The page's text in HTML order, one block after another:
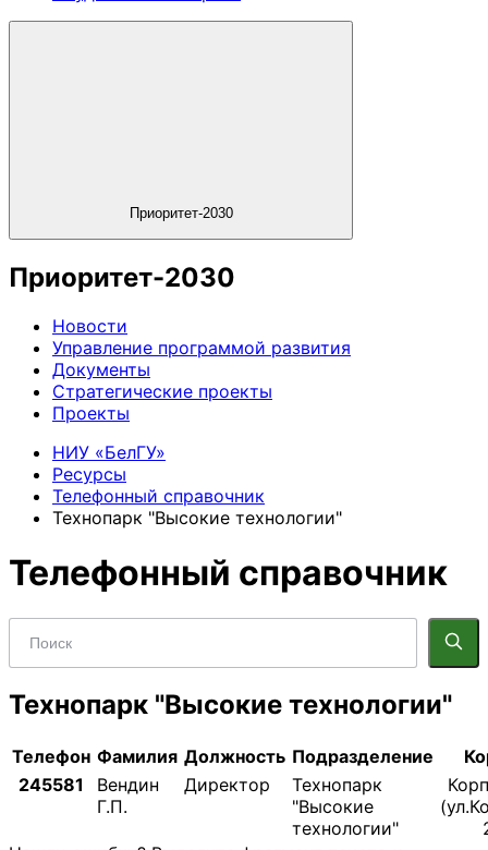
Приоритет-2030
Приоритет-2030
Новости
Управление программой развития
Документы
Стратегические проекты
Проекты
НИУ «БелГУ»
Ресурсы
Телефонный справочник
Технопарк "Высокие технологии"
Телефонный справочник
Технопарк "Высокие технологии"
Телефон Фамилия Должность Подразделение
245581
Вендин
Г.П.
Директор
Технопарк
"Высокие
технологии"